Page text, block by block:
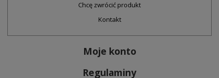
Chcę zwrócić produkt
Kontakt
Moje konto
Regulaminy